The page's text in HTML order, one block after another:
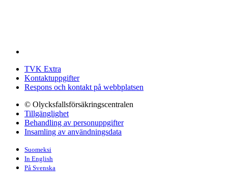
TVK Extra
Kontaktuppgifter
Respons och kontakt på webbplatsen
© Olycksfallsförsäkringscentralen
Tillgänglighet
Behandling av personuppgifter
Insamling av användningsdata
Suomeksi
In English
På Svenska